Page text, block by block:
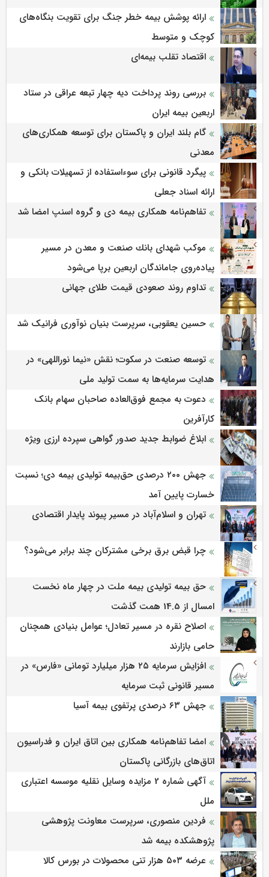
ارائه پوشش بیمه خطر جنگ برای تقویت بنگاه‌های
کوچک و متوسط
اقتصاد تقلب بیمه‌ای
بررسی روند پرداخت دیه چهار تبعه عراقی در ستاد
اربعین بیمه ایران
گام بلند ایران و پاکستان برای توسعه همکاری‌های
معدنی
پیگرد قانونی برای سوءاستفاده از تسهیلات بانکی و
ارائه اسناد جعلی
تفاهم‌نامه همکاری بیمه دی و گروه اسنپ امضا شد
موكب شهدای بانك صنعت و معدن در مسیر
پیاده‌روی جاماندگان اربعین برپا می‌شود
تداوم روند صعودی قیمت طلای جهانی
حسین یعقوبی، سرپرست بنیان نوآوری فرانیک شد
توسعه صنعت در سکوت؛ نقش «نیما نوراللهی» در
هدایت سرمایه‌ها به سمت تولید ملی
دعوت به مجمع فوق‌العاده صاحبان سهام بانک
کارآفرین
ابلاغ ضوابط جدید صدور گواهی سپرده ارزی ویژه
جهش ۲۰۰ درصدی حق‌بیمه تولیدی بیمه دی؛ نسبت
خسارت پایین آمد
تهران و اسلام‌آباد در مسیر پیوند پایدار اقتصادی
چرا قبض برق برخی مشترکان چند برابر می‌شود؟
حق بیمه تولیدی بیمه ملت در چهار ماه نخست
امسال از 14.5 همت گذشت
اصلاح نقره در مسیر تعادل؛ عوامل بنیادی همچنان
حامی بازارند
افزایش سرمایه ۲۵ هزار میلیارد تومانی «فارس» در
مسیر قانونی ثبت سرمایه
جهش ۶۳ درصدی پرتفوی بیمه آسیا
امضا تفاهم‌نامه همکاری بین اتاق ایران و فدراسیون
اتاق‌های بازرگانی پاکستان
آگهی شماره 2 مزایده وسایل نقلیه موسسه اعتباری
ملل
فردین منصوری، سرپرست معاونت پژوهشی
پژوهشكده بیمه شد
عرضه ۵۰۳ هزار تنی محصولات در بورس کالا